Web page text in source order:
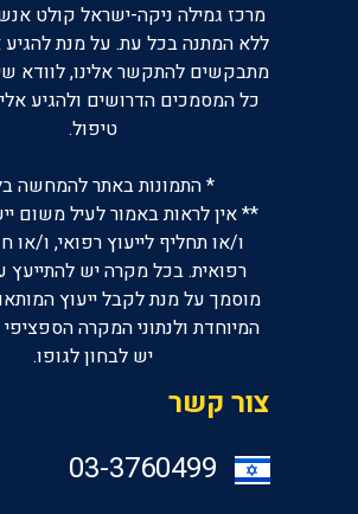
מרכז גמילה ניקה-ישראל קולט
ללא המתנה בכל עת. על מנת להגיע
מתבקשים להתקשר אלינו, לוודא
כל המסמכים הדרושים ולהגיע
טיפול.
* התמונות באתר להמחשה
** אין לראות באמור לעיל משום
ו/או תחליף לייעוץ רפואי, ו/או
רפואית. בכל מקרה יש להתייעץ
מוסמך על מנת לקבל ייעוץ
המיוחדת ולנתוני המקרה
יש לבחון לגופו.
צור קשר
‎03-3760499